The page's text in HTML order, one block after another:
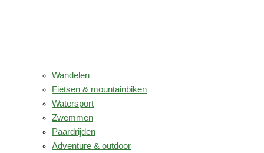
Wandelen
Fietsen & mountainbiken
Watersport
Zwemmen
Paardrijden
Adventure & outdoor